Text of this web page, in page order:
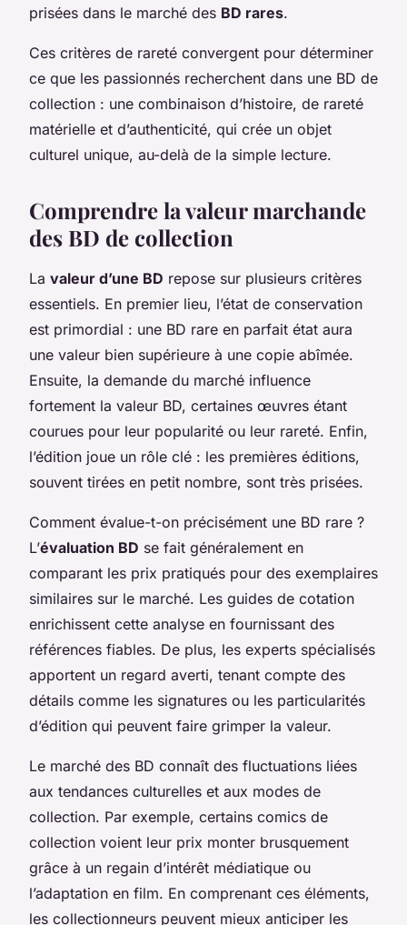
prisées dans le marché des BD rares.
Ces critères de rareté convergent pour déterminer
ce que les passionnés recherchent dans une BD de
collection : une combinaison d’histoire, de rareté
matérielle et d’authenticité, qui crée un objet
culturel unique, au-delà de la simple lecture.
Comprendre la valeur marchande
des BD de collection
La valeur d’une BD repose sur plusieurs critères
essentiels. En premier lieu, l’état de conservation
est primordial : une BD rare en parfait état aura
une valeur bien supérieure à une copie abîmée.
Ensuite, la demande du marché influence
fortement la valeur BD, certaines œuvres étant
courues pour leur popularité ou leur rareté. Enfin,
l’édition joue un rôle clé : les premières éditions,
souvent tirées en petit nombre, sont très prisées.
Comment évalue-t-on précisément une BD rare ?
L’évaluation BD se fait généralement en
comparant les prix pratiqués pour des exemplaires
similaires sur le marché. Les guides de cotation
enrichissent cette analyse en fournissant des
références fiables. De plus, les experts spécialisés
apportent un regard averti, tenant compte des
détails comme les signatures ou les particularités
d’édition qui peuvent faire grimper la valeur.
Le marché des BD connaît des fluctuations liées
aux tendances culturelles et aux modes de
collection. Par exemple, certains comics de
collection voient leur prix monter brusquement
grâce à un regain d’intérêt médiatique ou
l’adaptation en film. En comprenant ces éléments,
les collectionneurs peuvent mieux anticiper les